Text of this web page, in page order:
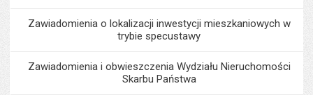
Zawiadomienia o lokalizacji inwestycji mieszkaniowych w
trybie specustawy
Zawiadomienia i obwieszczenia Wydziału Nieruchomości
Skarbu Państwa